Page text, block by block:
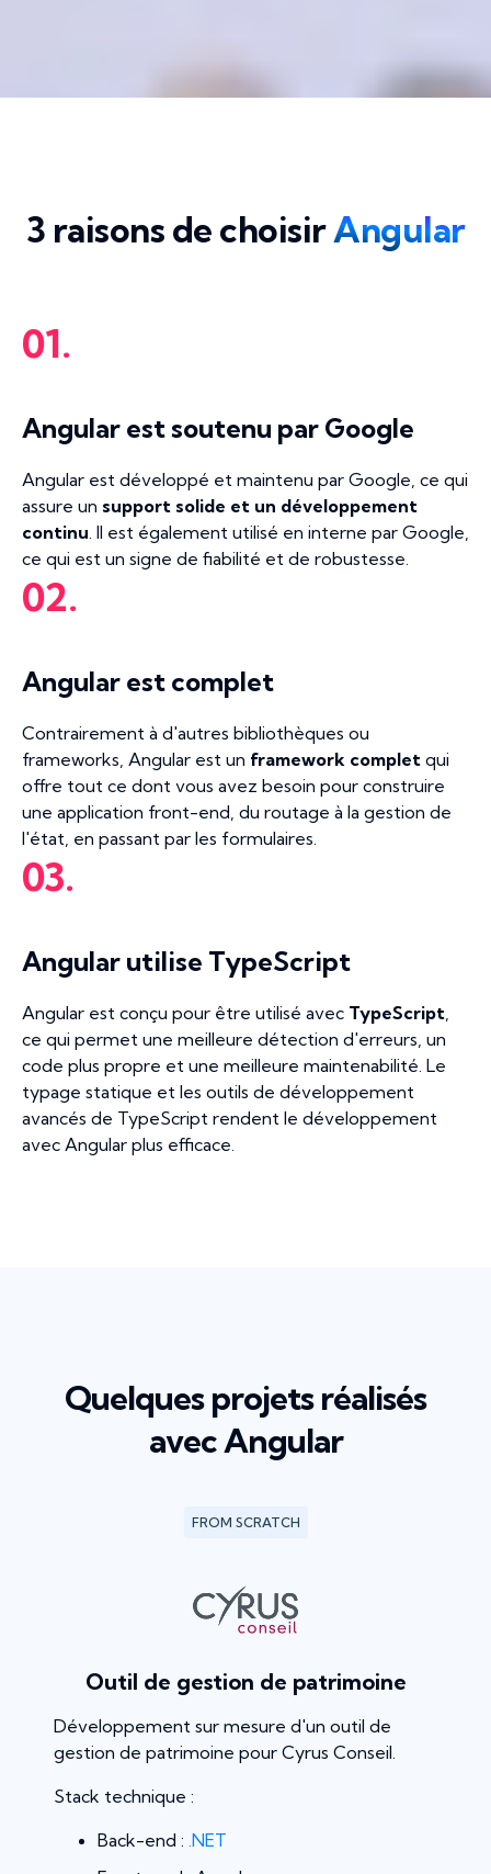
3 raisons de choisirAngular
01.
Angular est soutenu par Google
Angular est développé et maintenu par Google, ce qui
assure un support solide et un développement
continu. Il est également utilisé en interne par Google,
ce qui est un signe de fiabilité et de robustesse.
02.
Angular est complet
Contrairement à d'autres bibliothèques ou
frameworks, Angular est un framework complet qui
offre tout ce dont vous avez besoin pour construire
une application front-end, du routage à la gestion de
l'état, en passant par les formulaires.
03.
Angular utilise TypeScript
Angular est conçu pour être utilisé avec TypeScript,
ce qui permet une meilleure détection d'erreurs, un
code plus propre et une meilleure maintenabilité. Le
typage statique et les outils de développement
avancés de TypeScript rendent le développement
avec Angular plus efficace.
Quelques projets réalisés
avec Angular
FROM SCRATCH
Outil de gestion de patrimoine
Développement sur mesure d'un outil de
gestion de patrimoine pour Cyrus Conseil.
Stack technique :
Back-end : .NET